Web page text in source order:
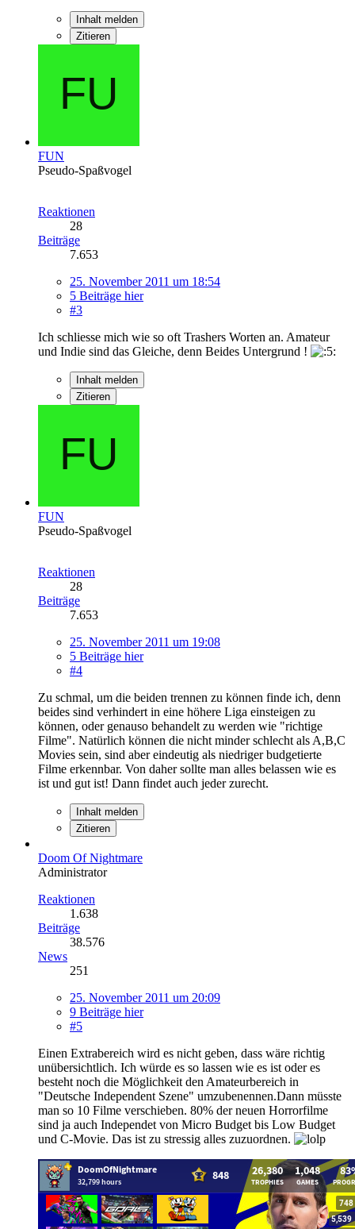
Inhalt melden
Zitieren
FUN
Pseudo-Spaßvogel
Reaktionen
28
Beiträge
7.653
25. November 2011 um 18:54
5 Beiträge hier
#3
Ich schliesse mich wie so oft Trashers Worten an. Amateur
und Indie sind das Gleiche, denn Beides Untergrund !
Inhalt melden
Zitieren
FUN
Pseudo-Spaßvogel
Reaktionen
28
Beiträge
7.653
25. November 2011 um 19:08
5 Beiträge hier
#4
Zu schmal, um die beiden trennen zu können finde ich, denn
beides sind verhindert in eine höhere Liga einsteigen zu
können, oder genauso behandelt zu werden wie "richtige
Filme". Natürlich können die nicht minder schlecht als A,B,C
Movies sein, sind aber eindeutig als niedriger budgetierte
Filme erkennbar. Von daher sollte man alles belassen wie es
ist und gut ist! Dann findet auch jeder zurecht.
Inhalt melden
Zitieren
Doom Of Nightmare
Administrator
Reaktionen
1.638
Beiträge
38.576
News
251
25. November 2011 um 20:09
9 Beiträge hier
#5
Einen Extrabereich wird es nicht geben, dass wäre richtig
unübersichtlich. Ich würde es so lassen wie es ist oder es
besteht noch die Möglichkeit den Amateurbereich in
"Deutsche Independent Szene" umzubenennen.Dann müsste
man so 10 Filme verschieben. 80% der neuen Horrorfilme
sind ja auch Independet von Micro Budget bis Low Budget
und C-Movie. Das ist zu stressig alles zuzuordnen.